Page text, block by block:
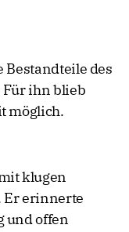
des
Für ihn blieb
möglich.
klugen
Er erinnerte
und offen